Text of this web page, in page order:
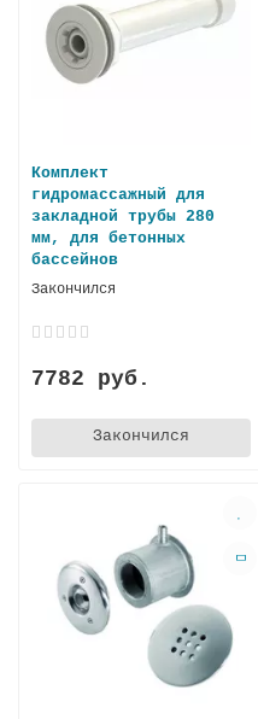
Комплект
гидромассажный для
закладной трубы 280
мм, для бетонных
бассейнов
Закончился
7782 руб.
Закончился